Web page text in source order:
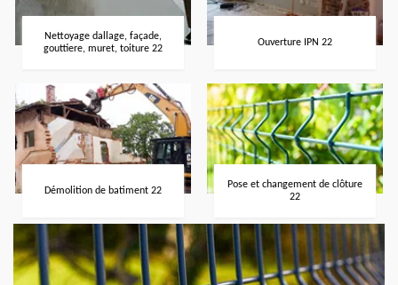
Nettoyage dallage, façade,
gouttiere, muret, toiture 22
Ouverture IPN 22
Démolition de batiment 22
Pose et changement de clôture
22